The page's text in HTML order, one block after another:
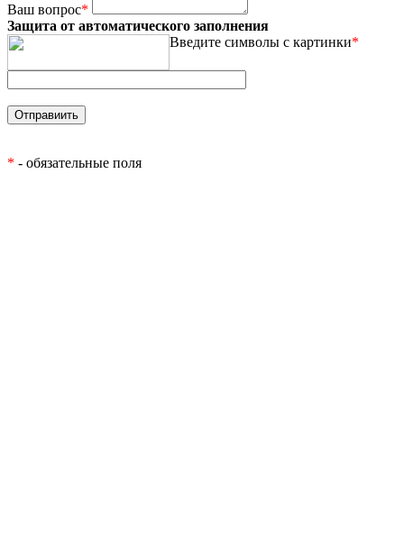
Ваш вопрос*
Защита от автоматического заполнения
Введите символы с картинки*
* - обязательные поля